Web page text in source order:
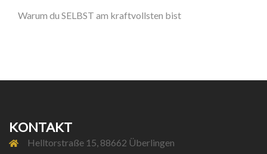
Warum du SELBST am kraftvollsten bist
KONTAKT
Helltorstraße 15, 88662 Überlingen